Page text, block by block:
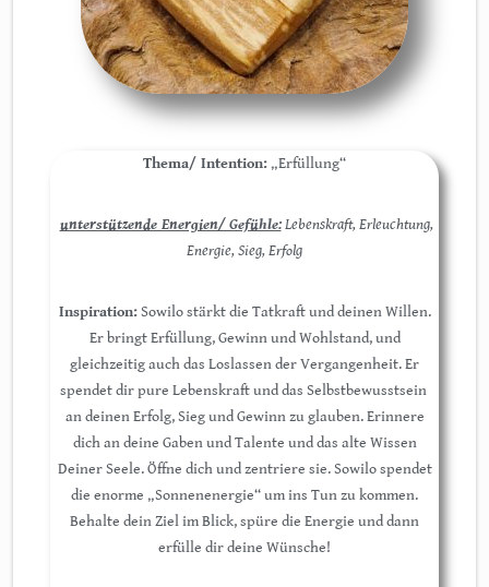
Thema/ Intention:„Erfüllung“
unterstützende Energien/ Gefühle: Lebenskraft, Erleuchtung,
Energie, Sieg, Erfolg
Inspiration:Sowilo stärkt die Tatkraft und deinen Willen.
Er bringt Erfüllung, Gewinn und Wohlstand, und
gleichzeitig auch das Loslassen der Vergangenheit. Er
spendet dir pure Lebenskraft und das Selbstbewusstsein
an deinen Erfolg, Sieg und Gewinn zu glauben. Erinnere
dich an deine Gaben und Talente und das alte Wissen
Deiner Seele. Öffne dich und zentriere sie. Sowilo spendet
die enorme „Sonnenenergie“ um ins Tun zu kommen.
Behalte dein Ziel im Blick, spüre die Energie und dann
erfülle dir deine Wünsche!